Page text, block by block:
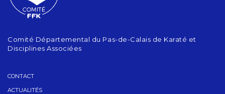
Comité Départemental du Pas-de-Calais de Karaté et
Disciplines Associées
CONTACT
ACTUALITÉS